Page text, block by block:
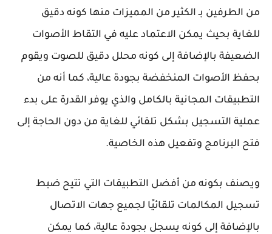
من الطرفين بـ الكثير من المميزات منها كونه دقيق
للغاية بحيث يمكن الاعتماد عليه في التقاط الأصوات
الضعيفة بالإضافة إلى كونه محلل دقيق للصوت ويقوم
بحفظ الأصوات المنخفضة بجودة عالية، كما أنه من
التطبيقات المجانية بالكامل والذي يوفر القدرة على بدء
عملية التسجيل بشكل تلقائي للغاية من دون الحاجة إلى
فتح البرنامج وتفعيل هذه الخاصية.
ويصنف بكونه من أفضل التطبيقات التي تتيح ضبط
تسجيل المكالمات تلقائيًا لجميع جهات الاتصال
بالإضافة إلى كونه يسجل بجودة عالية، كما يمكن